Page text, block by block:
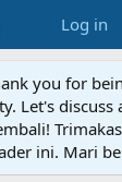
Log in
you for
Let's discuss
ini. Mari